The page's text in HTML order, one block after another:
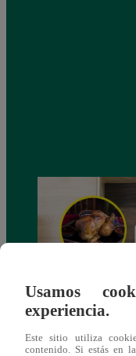
antes de Navidad?
Usamos
experiencia.
Este sitio utiliza
contenido. Si estás en la